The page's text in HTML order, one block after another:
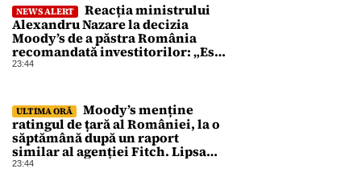
NEWS ALERT
Reacția ministrului
Alexandru Nazare la decizia
Moody’s de a păstra România
recomandată investitorilor: „Este
un răgaz, dar în niciun caz un
23:44
ULTIMA ORĂ
Moody’s menține
ratingul de țară al României, la o
săptămână după un raport
similar al agenției Fitch. Lipsa
unui guvern cu puteri depline,
23:44